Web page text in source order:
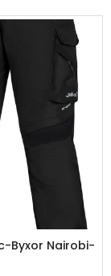
Byxor Nairobi-